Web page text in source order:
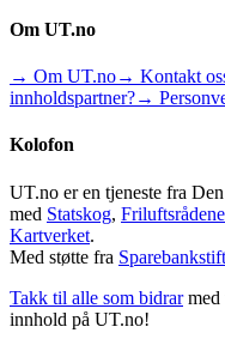
Om UT.no
→ Om UT.no→ Kontakt
innholdspartner?→
Kolofon
UT.no er en tjeneste fra
med Statskog,
Kartverket.
Med støtte fra
Takk til alle som bidrar med
innhold på UT.no!